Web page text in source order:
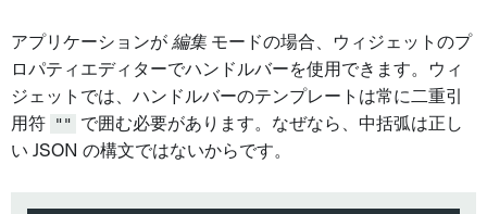
アプリケーションが 編集 モードの場合、ウィジェットのプ
ロパティエディターでハンドルバーを使用できます。ウィ
ジェットでは、ハンドルバーのテンプレートは常に二重引
用符
""
で囲む必要があります。なぜなら、中括弧は正し
い JSON の構文ではないからです。